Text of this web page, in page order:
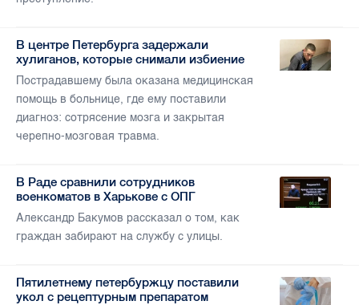
В центре Петербурга задержали
хулиганов, которые снимали избиение
Пострадавшему была оказана медицинская
помощь в больнице, где ему поставили
диагноз: сотрясение мозга и закрытая
черепно-мозговая травма.
В Раде сравнили сотрудников
военкоматов в Харькове с ОПГ
Александр Бакумов рассказал о том, как
граждан забирают на службу с улицы.
Пятилетнему петербуржцу поставили
укол с рецептурным препаратом